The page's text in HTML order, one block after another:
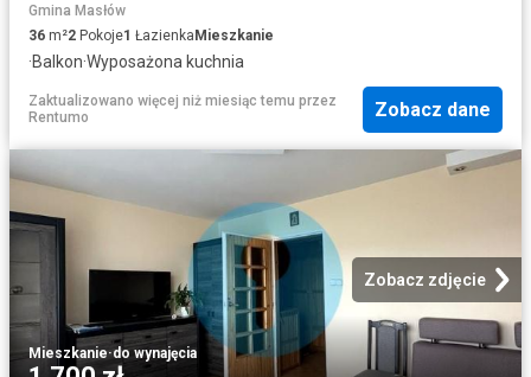
Gmina Masłów
36 m²2 Pokoje1 ŁazienkaMieszkanie
·Balkon·Wyposażona kuchnia
Zaktualizowano więcej niż miesiąc temu przez
Rentumo
Zobacz dane
Zobacz zdjęcie
Mieszkanie·do wynajęcia